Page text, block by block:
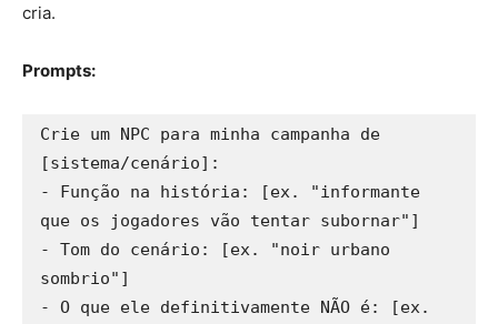
cria.
Prompts:
Crie um NPC para minha campanha de
[sistema/cenário]:
- Função na história: [ex. "informante
que os jogadores vão tentar subornar"]
- Tom do cenário: [ex. "noir urbano
sombrio"]
- O que ele definitivamente NÃO é: [ex.